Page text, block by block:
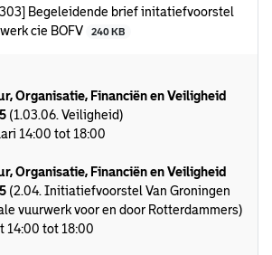
Begeleidende brief initatiefvoorstel
cie BOFV
240 KB
Organisatie, Financiën en Veiligheid
(1.03.06. Veiligheid)
14:00 tot 18:00
Organisatie, Financiën en Veiligheid
(2.04. Initiatiefvoorstel Van Groningen
vuurwerk voor en door Rotterdammers)
14:00 tot 18:00